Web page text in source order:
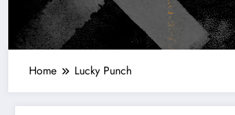
Home Lucky Punch